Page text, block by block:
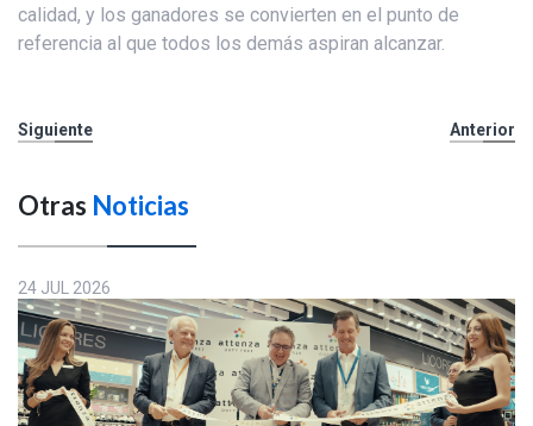
calidad, y los ganadores se convierten en el punto de
referencia al que todos los demás aspiran alcanzar.
Siguiente Anterior
Otras Noticias
24 JUL 2026